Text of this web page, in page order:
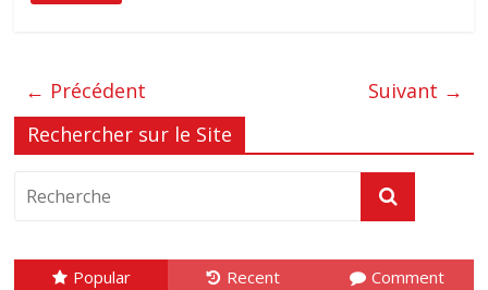
← Précédent
Suivant →
Rechercher sur le Site
Popular Recent Comment